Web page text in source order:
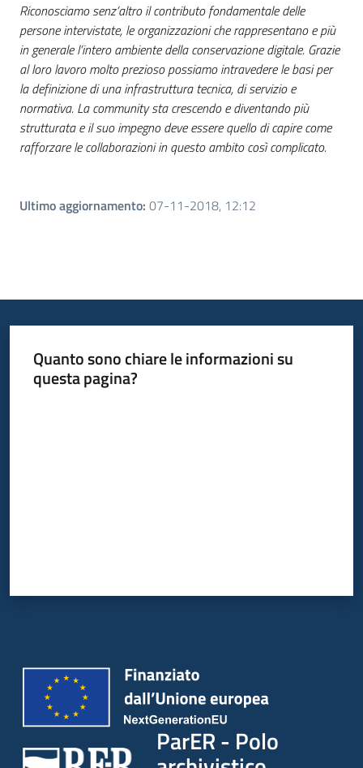
Riconosciamo senz’altro il contributo fondamentale delle
persone intervistate, le organizzazioni che rappresentano e più
in generale l’intero ambiente della conservazione digitale. Grazie
al loro lavoro molto prezioso possiamo intravedere le basi per
la definizione di una infrastruttura tecnica, di servizio e
normativa. La community sta crescendo e diventando più
strutturata e il suo impegno deve essere quello di capire come
rafforzare le collaborazioni in questo ambito così complicato.
Ultimo aggiornamento: 07-11-2018, 12:12
Quanto sono chiare le informazioni su
questa pagina?
ParER - Polo